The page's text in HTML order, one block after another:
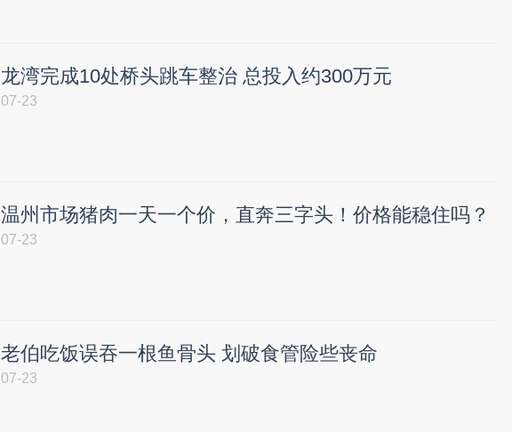
龙湾完成10处桥头跳车整治 总投入约300万元
07-23
温州市场猪肉一天一个价，直奔三字头！价格能稳住吗？
07-23
老伯吃饭误吞一根鱼骨头 划破食管险些丧命
07-23